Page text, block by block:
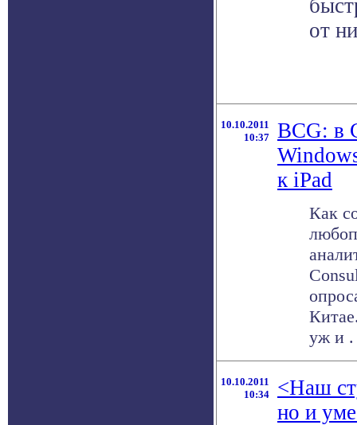
от
10.10.2011
10:37
BCG: в
к iPad
Как
уж и .
10.10.2011
10:34
<Наш
но и